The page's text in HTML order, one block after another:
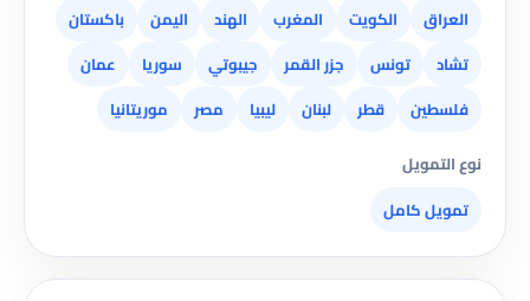
العراق
الكويت المغرب الهند اليمن
باكستان
تشاد
تونس جزر القمر جيبوتي سوريا
عمان
فلسطين
قطر لبنان ليبيا مصر
موريتانيا
نوع التمويل
تمويل كامل